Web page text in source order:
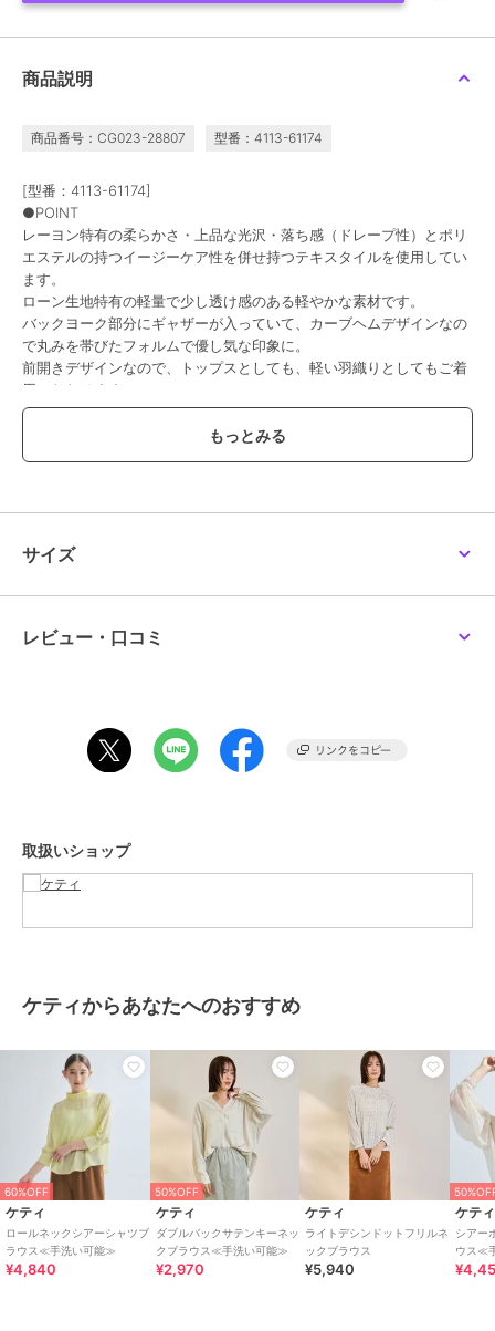
商品説明
商品番号：CG023-28807 型番：4113-61174
[型番：4113-61174]
●POINT
レーヨン特有の柔らかさ・上品な光沢・落ち感（ドレープ性）とポリ
エステルの持つイージーケア性を併せ持つテキスタイルを使用してい
ます。
ローン生地特有の軽量で少し透け感のある軽やかな素材です。
バックヨーク部分にギャザーが入っていて、カーブヘムデザインなの
で丸みを帯びたフォルムで優し気な印象に。
前開きデザインなので、トップスとしても、軽い羽織りとしてもご着
用いただけます。
チュニック丈でナローシルエットのスカートにあわせてシックなスタ
イルに、バミューダパンツなどにあわせて大人のカジュアルスタイル
に。
厚さ： やや薄い
伸縮性：なし
----------------------------------
家庭洗濯：液温は40℃を限度とし、手洗いができる。
きる。
----------------------------------------------------------------
※お客様のモニター環境により実際のお色と多少異なる場合がござい
※撮影状況や光の当たり具合により、色合いが異なって見える場合が
ございます。
関連ワード：ketty ケティ レディース 新作 大人コーデ 2026春夏
2026SS 春夏 春物 春服 ブラウス ポリエステル レーヨン 長袖 ポリエ
ステル 無地 オフィス 旅行 デート 通勤 ホテルディナー アフタヌーン
ティー
ブランド ケティ
サイズ
レビュー・口コミ
取扱いショップ
ケティからあなたへのおすすめ
60%OFF
ケティ
ロールネックシアーシャツブ
ラウス≪手洗い可能≫
¥4,840
50%OFF
ケティ
ダブルバックサテンキーネッ
クブラウス≪手洗い可能≫
¥2,970
ケティ
ライトデシンドットフリルネ
ックブラウス
¥5,940
ケティ
シアー
ウス≪